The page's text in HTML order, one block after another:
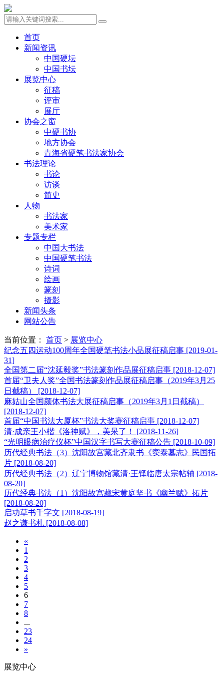
首页
新闻资讯
中国硬坛
中国书坛
展览中心
征稿
评审
展厅
协会之窗
中硬书协
地方协会
青海省硬笔书法家协会
书法理论
书论
访谈
简史
人物
书法家
美术家
专题专栏
中国大书法
中国硬笔书法
诗词
绘画
篆刻
摄影
新闻头条
网站公告
当前位置： 首页 > 展览中心
纪念五四运动100周年全国硬笔书法小品展征稿启事 [2019-01-
31]
全国第二届“沈延毅奖”书法篆刻作品展征稿启事 [2018-12-07]
首届“卫夫人奖”全国书法篆刻作品展征稿启事（2019年3月25
日截稿）
[2018-12-07]
麻姑山全国颜体书法大展征稿启事（2019年3月1日截稿）
[2018-12-07]
首届“中国书法大厦杯”书法大奖赛征稿启事 [2018-12-07]
清·成亲王小楷《洛神赋》，美呆了！
[2018-11-26]
“光明眼病治疗仪杯”中国汉字书写大赛征稿公告 [2018-10-09]
历代经典书法（3）沈阳故宫藏北齐隶书《窦泰墓志》民国拓
片 [2018-08-20]
历代经典书法（2）辽宁博物馆藏清·王铎临唐太宗帖轴 [2018-
08-20]
历代经典书法（1）沈阳故宫藏宋黄庭坚书《幽兰赋》拓片
[2018-08-20]
启功草书千字文 [2018-08-19]
赵之谦书札 [2018-08-08]
«
1
2
3
4
5
6
7
8
...
23
24
»
展览中心